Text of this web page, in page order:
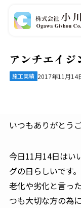
アンチエイジ
施工実績 2017年11月14
いつもありがとう
今日11月14日はい
グの日らしいです。
老化や劣化と言っ
つも大切な方の為